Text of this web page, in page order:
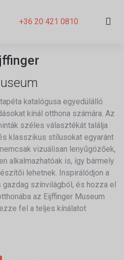
+36 20 421 0810
katalógusa egyedülálló
kínál otthona számára. Az
széles választékát találja
klasszikus stílusokat egyaránt
vizuálisan lenyűgözőek,
alkalmazhatóak is, így bármely
lehetnek. Inspirálódjon a
színvilágból, és hozza el
az Eijffinger Museum
fel a teljes kínálatot